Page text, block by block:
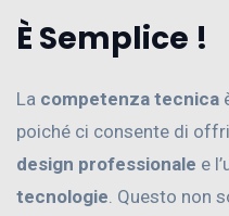
È Semplice !
La competenza tecnica
poiché ci consente di
design professionale e
tecnologie . Questo non